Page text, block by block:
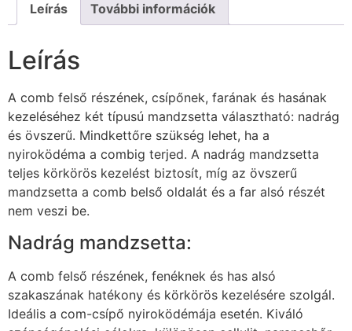
Leírás További információk
Leírás
A comb felső részének, csípőnek, farának és hasának
kezeléséhez két típusú mandzsetta választható: nadrág
és övszerű. Mindkettőre szükség lehet, ha a
nyiroködéma a combig terjed. A nadrág mandzsetta
teljes körkörös kezelést biztosít, míg az övszerű
mandzsetta a comb belső oldalát és a far alsó részét
nem veszi be.
Nadrág mandzsetta:
A comb felső részének, fenéknek és has alsó
szakaszának hatékony és körkörös kezelésére szolgál.
Ideális a com-csípő nyiroködémája esetén. Kiváló